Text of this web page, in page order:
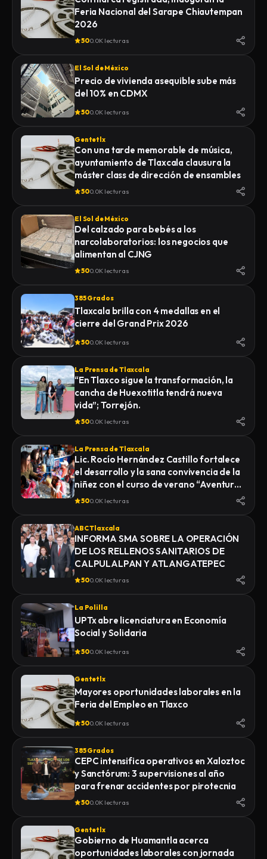
Feria Nacional del Sarape Chiautempan
2026
500.0K lecturas
El Sol de México
Precio de vivienda asequible sube más
del 10% en CDMX
500.0K lecturas
Gentetlx
Con una tarde memorable de música,
ayuntamiento de Tlaxcala clausura la
máster class de dirección de ensambles
500.0K lecturas
El Sol de México
Del calzado para bebés a los
narcolaboratorios: los negocios que
alimentan al CJNG
500.0K lecturas
385 Grados
Tlaxcala brilla con 4 medallas en el
cierre del Grand Prix 2026
500.0K lecturas
La Prensa de Tlaxcala
“En Tlaxco sigue la transformación, la
cancha de Huexotitla tendrá nueva
vida”; Torrejón.
500.0K lecturas
La Prensa de Tlaxcala
Lic. Rocío Hernández Castillo fortalece
el desarrollo y la sana convivencia de la
niñez con el curso de verano “Aventuras
Diferentes”.
500.0K lecturas
ABC Tlaxcala
INFORMA SMA SOBRE LA OPERACIÓN
DE LOS RELLENOS SANITARIOS DE
CALPULALPAN Y ATLANGATEPEC
500.0K lecturas
La Polilla
UPTx abre licenciatura en Economía
Social y Solidaria
500.0K lecturas
Gentetlx
Mayores oportunidades laborales en la
Feria del Empleo en Tlaxco
500.0K lecturas
385 Grados
CEPC intensifica operativos en Xaloztoc
y Sanctórum: 3 supervisiones al año
para frenar accidentes por pirotecnia
500.0K lecturas
Gentetlx
Gobierno de Huamantla acerca
oportunidades laborales con jornada